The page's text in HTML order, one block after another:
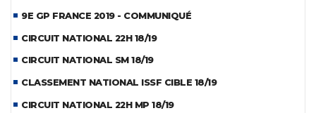
9E GP FRANCE 2019 - COMMUNIQUÉ
CIRCUIT NATIONAL 22H 18/19
CIRCUIT NATIONAL SM 18/19
CLASSEMENT NATIONAL ISSF CIBLE 18/19
CIRCUIT NATIONAL 22H MP 18/19